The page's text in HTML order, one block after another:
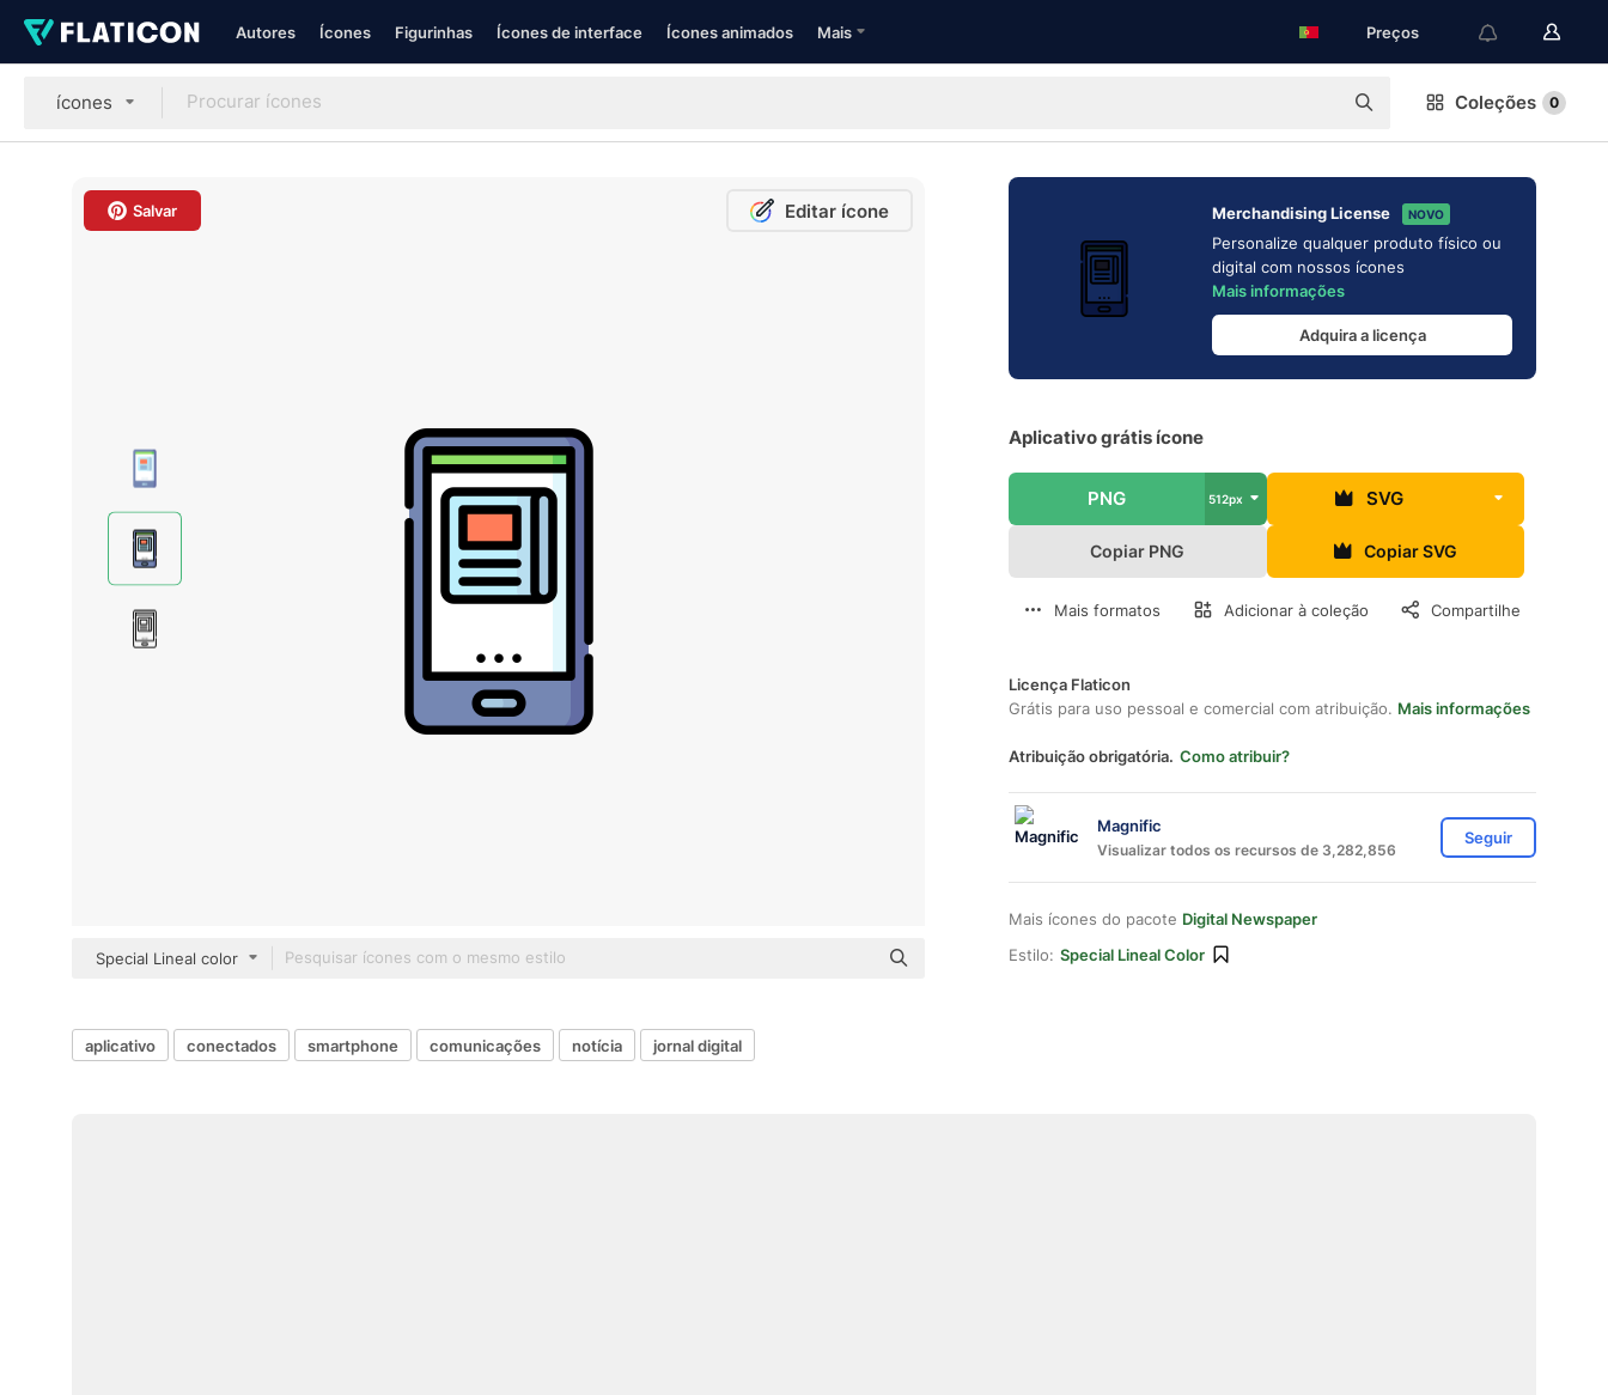
Autores Ícones Figurinhas Ícones de interface Ícones animados Mais Preços
ícones Coleções 0
Salvar Editar ícone
Special Lineal color
Merchandising License NOVO
Personalize qualquer produto físico ou
digital com nossos ícones
Mais informações
Adquira a licença
Aplicativo grátis ícone
PNG 512px SVG
Copiar PNG Copiar SVG
Mais formatos Adicionar à coleção Compartilhe
Licença Flaticon
Grátis para uso pessoal e comercial com atribuição. Mais informações
Atribuição obrigatória. Como atribuir?
Magnific
Visualizar todos os recursos de 3,282,856
Seguir
Mais ícones do pacote Digital Newspaper
Estilo: Special Lineal Color
aplicativo conectados smartphone comunicações notícia jornal digital